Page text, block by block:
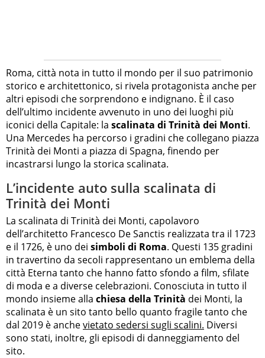
Roma, città nota in tutto il mondo per il suo patrimonio
storico e architettonico, si rivela protagonista anche per
altri episodi che sorprendono e indignano. È il caso
dell’ultimo incidente avvenuto in uno dei luoghi più
iconici della Capitale: la scalinata di Trinità dei Monti.
Una Mercedes ha percorso i gradini che collegano piazza
Trinità dei Monti a piazza di Spagna, finendo per
incastrarsi lungo la storica scalinata.
L’incidente auto sulla scalinata di
Trinità dei Monti
La scalinata di Trinità dei Monti, capolavoro
dell’architetto Francesco De Sanctis realizzata tra il 1723
e il 1726, è uno dei simboli di Roma. Questi 135 gradini
in travertino da secoli rappresentano un emblema della
città Eterna tanto che hanno fatto sfondo a film, sfilate
di moda e a diverse celebrazioni. Conosciuta in tutto il
mondo insieme alla chiesa della Trinità dei Monti, la
scalinata è un sito tanto bello quanto fragile tanto che
dal 2019 è anchevietato sedersi sugli scalini. Diversi
sono stati, inoltre, gli episodi di danneggiamento del
sito.